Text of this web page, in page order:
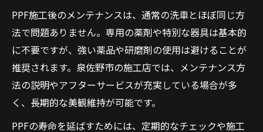
PPF施工後のメンテナンスは、通常の洗車とほぼ同じ方
法で問題ありません。専用の薬剤や特別な器具は基本的
に不要ですが、強い薬品や研磨剤の使用は避けることが
推奨されます。泉佐野市の施工店では、メンテナンス方
法の説明やアフターサービスが充実している場合が多
く、長期的な美観維持が可能です。
PPFの寿命を延ばすためには、定期的なチェックや施工